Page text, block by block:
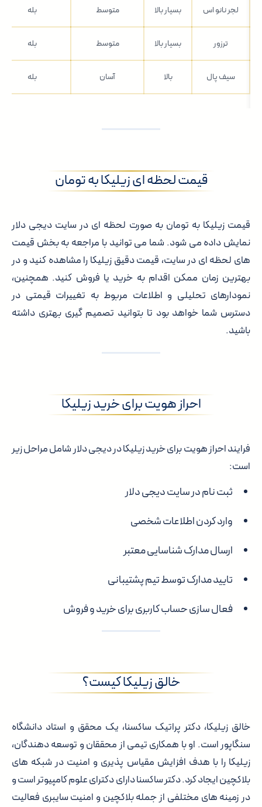
لجر نانو اس بسیار بالا متوسط بله
ترزور بسیار بالا متوسط بله
سیف پال بالا آسان بله
قیمت لحظه ای زیلیکا به تومان
قیمت زیلیکا به تومان به صورت لحظه ای در سایت دیجی دلار
نمایش داده می شود. شما می توانید با مراجعه به بخش قیمت
های لحظه ای در سایت، قیمت دقیق زیلیکا را مشاهده کنید و در
بهترین زمان ممکن اقدام به خرید یا فروش کنید. همچنین،
نمودارهای تحلیلی و اطلاعات مربوط به تغییرات قیمتی در
دسترس شما خواهد بود تا بتوانید تصمیم گیری بهتری داشته
باشید.
احراز هویت برای خرید زیلیکا
فرایند احراز هویت برای خرید زیلیکا در دیجی دلار شامل مراحل زیر
است:
ثبت نام در سایت دیجی دلار
وارد کردن اطلاعات شخصی
ارسال مدارک شناسایی معتبر
تایید مدارک توسط تیم پشتیبانی
فعال سازی حساب کاربری برای خرید و فروش
خالق زیلیکا کیست؟
خالق زیلیکا، دکتر پراتیک ساکسنا، یک محقق و استاد دانشگاه
سنگاپور است. او با همکاری تیمی از محققان و توسعه دهندگان،
زیلیکا را با هدف افزایش مقیاس پذیری و امنیت در شبکه های
بلاکچین ایجاد کرد. دکتر ساکسنا دارای دکترای علوم کامپیوتر است و
در زمینه های مختلفی از جمله بلاکچین و امنیت سایبری فعالیت